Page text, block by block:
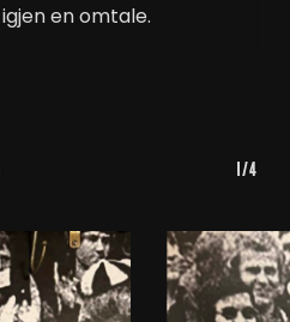
en omtale.
1/4